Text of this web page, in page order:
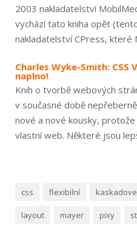
2003 nakladatelství
vychází tato kniha opět
nakladatelství CPress, které
Charles Wyke-Smith:
naplno!
Knih o tvorbě webových
v současné době
nové a nové kousky,
vlastní web. Některé jsou
css flexibilní kaskadove
layout mayer pixy